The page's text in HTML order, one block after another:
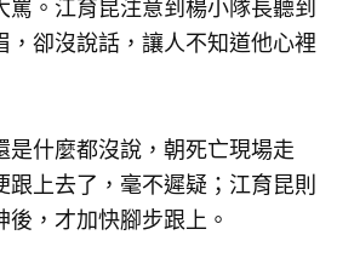
。江育昆注意到楊小隊長聽到
，卻沒說話，讓人不知道他心裡
什麼都沒說，朝死亡現場走
跟上去了，毫不遲疑；江育昆則
，才加快腳步跟上。